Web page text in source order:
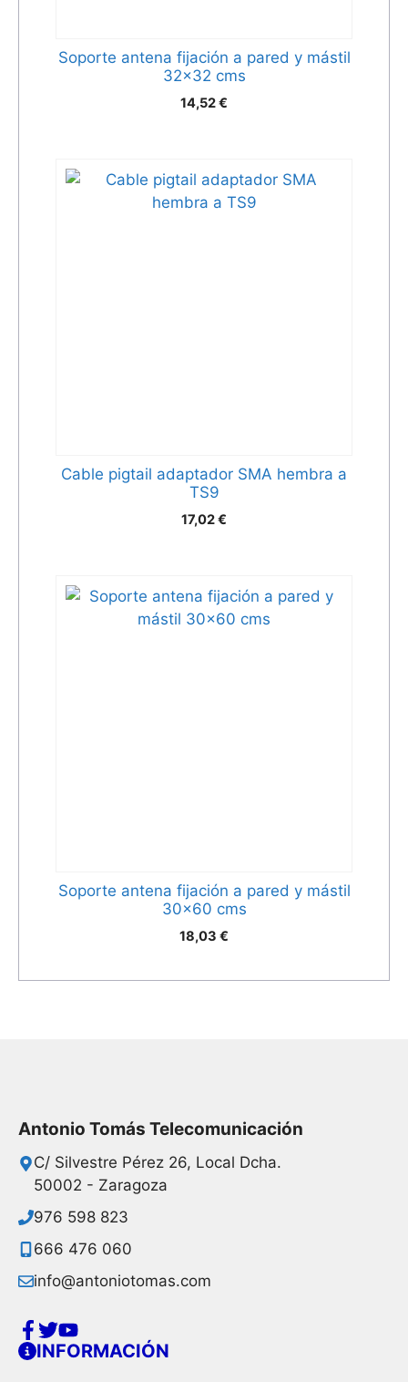
Soporte antena fijación a pared y mástil
32×32 cms
14,52€
Cable pigtail adaptador SMA hembra a
TS9
17,02€
Soporte antena fijación a pared y mástil
30×60 cms
18,03 €
Antonio Tomás Telecomunicación
C/ Silvestre Pérez 26, Local Dcha.
50002 - Zaragoza
976 598 823
666 476 060
info@antoniotomas.com
INFORMACIÓN